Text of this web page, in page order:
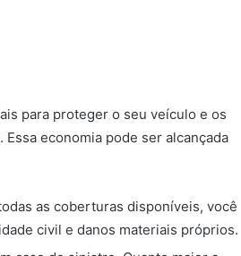
para proteger o seu veículo e os
economia pode ser alcançada
as coberturas disponíveis, você
civil e danos materiais próprios.